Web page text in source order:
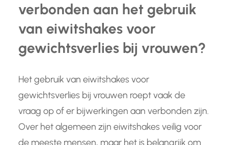
verbonden aan het gebruik
van eiwitshakes voor
gewichtsverlies bij vrouwen?
Het gebruik van eiwitshakes voor
gewichtsverlies bij vrouwen roept vaak de
vraag op of er bijwerkingen aan verbonden zijn.
Over het algemeen zijn eiwitshakes veilig voor
de meeste mensen, maar het is belangrijk om